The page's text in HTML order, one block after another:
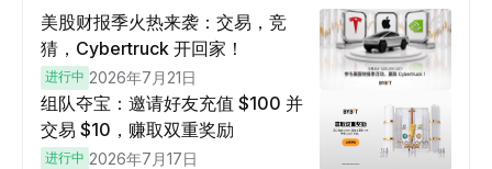
美股财报季火热来袭：交易，竞
猜，Cybertruck 开回家！
进行中 2026年7月21日
组队夺宝：邀请好友充值 $100 并
交易 $10，赚取双重奖励
进行中 2026年7月17日